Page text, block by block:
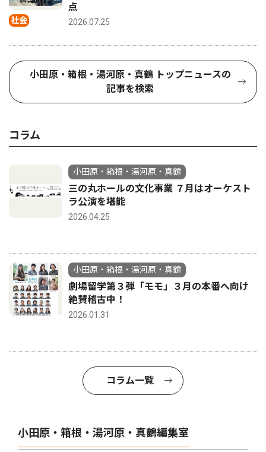
社会
点
2026.07.25
小田原・箱根・湯河原・真鶴 トップニュースの
記事を検索
コラム
小田原・箱根・湯河原・真鶴
三の丸ホールの文化事業 ７月はオーケスト
ラ公演を堪能
2026.04.25
小田原・箱根・湯河原・真鶴
劇場留学第３弾「モモ」３月の本番へ向け
絶賛稽古中！
2026.01.31
コラム一覧
小田原・箱根・湯河原・真鶴編集室